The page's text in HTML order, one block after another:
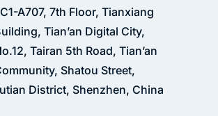
A707, 7th Floor, Tianxiang
Tian’an Digital City,
Tairan 5th Road, Tian’an
Shatou Street,
District, Shenzhen, China